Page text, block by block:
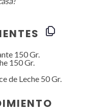
150Gr.
150 Gr.
de Leche 50 Gr.